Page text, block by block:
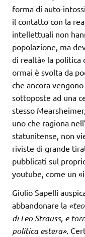
forma di auto-
il contatto con la
intellettuali non
popolazione, ma
di realtà» la politica
ormai è svolta da
che ancora
sottoposte ad una
stesso
uno che ragiona
statunitense, non
riviste di grande
pubblicati sul
youtube, come un
Giulio Sapelli
abbandonare la
di Leo Strauss, e
politica estera».